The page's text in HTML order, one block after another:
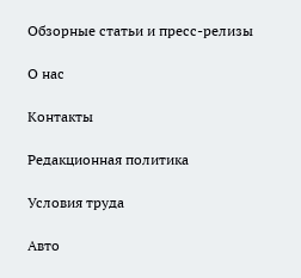
Обзорные статьи и пресс-релизы
О нас
Контакты
Редакционная политика
Условия труда
Авто